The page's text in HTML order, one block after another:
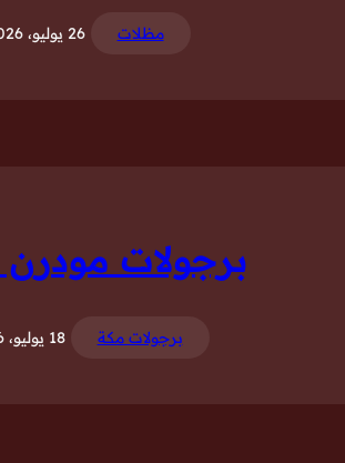
مظلات 26 يوليو، 2026
برجولات
برجولات مكة 18 يوليو، 2026